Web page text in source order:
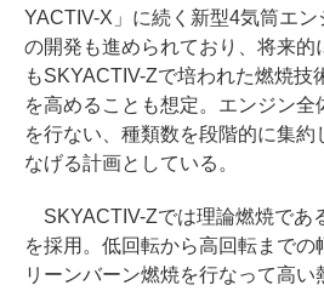
YACTIV-X」に続く新型4気筒エン
の開発も進められており、将来的
もSKYACTIV-Zで培われた燃焼技
を高めることも想定。エンジン全
を行ない、種類数を段階的に集約
なげる計画としている。
SKYACTIV-Zでは理論燃焼であ
を採用。低回転から高回転までの
リーンバーン燃焼を行なって高い